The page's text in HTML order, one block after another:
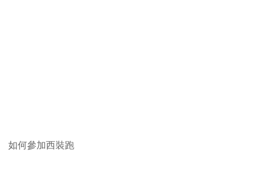
如何參加西裝跑